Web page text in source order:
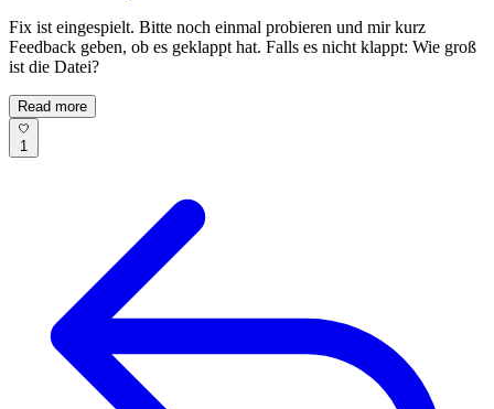
Fix ist eingespielt. Bitte noch einmal probieren und mir kurz
Feedback geben, ob es geklappt hat. Falls es nicht klappt: Wie groß
ist die Datei?
Read more
1